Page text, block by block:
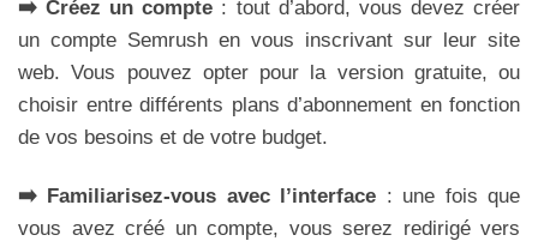
➡️ Créez un compte : tout d’abord, vous devez créer
un compte Semrush en vous inscrivant sur leur site
web. Vous pouvez opter pour la version gratuite, ou
choisir entre différents plans d’abonnement en fonction
de vos besoins et de votre budget.
➡️ Familiarisez-vous avec l’interface : une fois que
vous avez créé un compte, vous serez redirigé vers